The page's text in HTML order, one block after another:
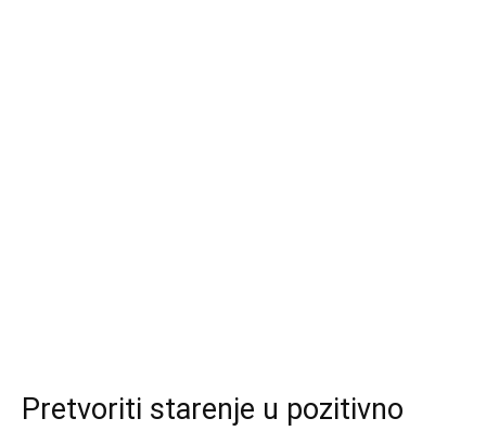
Pretvoriti starenje u pozitivno